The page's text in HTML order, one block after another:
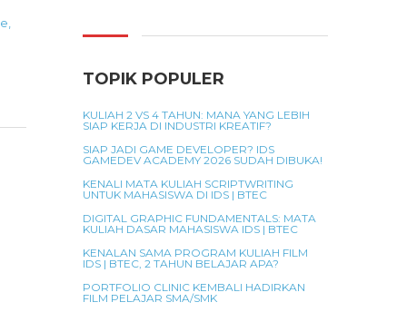
,
TOPIK POPULER
KULIAH 2 VS 4 TAHUN: MANA YANG LEBIH
SIAP KERJA DI INDUSTRI KREATIF?
SIAP JADI GAME DEVELOPER? IDS
GAMEDEV ACADEMY 2026 SUDAH DIBUKA!
KENALI MATA KULIAH SCRIPTWRITING
UNTUK MAHASISWA DI IDS | BTEC
DIGITAL GRAPHIC FUNDAMENTALS: MATA
KULIAH DASAR MAHASISWA IDS | BTEC
KENALAN SAMA PROGRAM KULIAH FILM
IDS | BTEC, 2 TAHUN BELAJAR APA?
PORTFOLIO CLINIC KEMBALI HADIRKAN
FILM PELAJAR SMA/SMK